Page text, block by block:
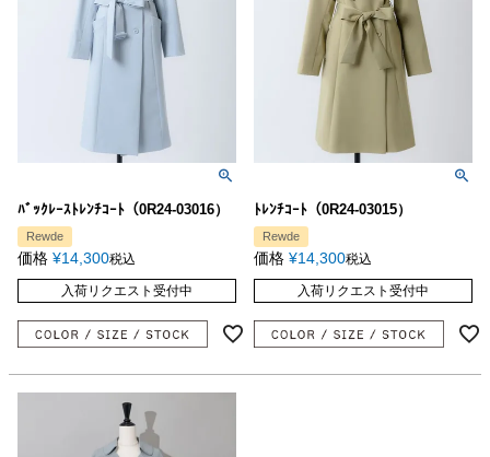
ﾊﾞｯｸﾚｰｽﾄﾚﾝﾁｺｰﾄ（0R24-03016）
Rewde
価格 ¥14,300税込
入荷リクエスト受付中
ﾄﾚﾝﾁｺｰﾄ（0R24-03015）
Rewde
価格 ¥14,300税込
入荷リクエスト受付中